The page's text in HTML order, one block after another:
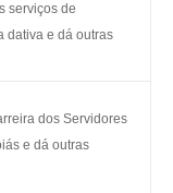
serviços de
dativa e dá outras
dos Servidores
e dá outras